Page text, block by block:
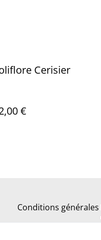
Cerisier
€
Conditions générales